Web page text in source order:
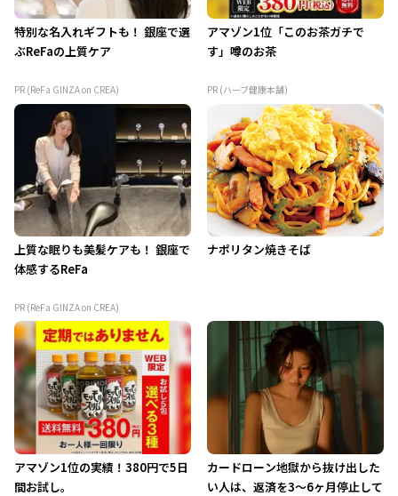
特別な名入れギフトも！ 銀座で選
ぶReFaの上質ケア
PR (ReFa GINZA on CREA)
アマゾン1位「このお茶ガチで
す」噂のお茶
PR (ハーブ健康本舗)
上質な眠りも美髪ケアも！ 銀座で
体感するReFa
PR (ReFa GINZA on CREA)
ナポリタン焼きそば
アマゾン1位の実績！380円で5日
間お試し。
カードローン地獄から抜け出した
い人は、返済を3～6ヶ月停止して